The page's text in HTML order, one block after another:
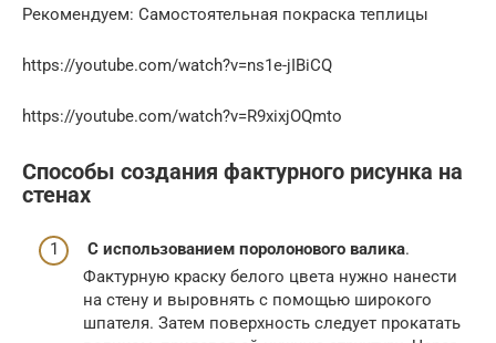
Рекомендуем: Самостоятельная покраска теплицы
https://youtube.com/watch?v=ns1e-jIBiCQ
https://youtube.com/watch?v=R9xixjOQmto
Способы создания фактурного рисунка на
стенах
С использованием поролонового валика.
Фактурную краску белого цвета нужно нанести
на стену и выровнять с помощью широкого
шпателя. Затем поверхность следует прокатать